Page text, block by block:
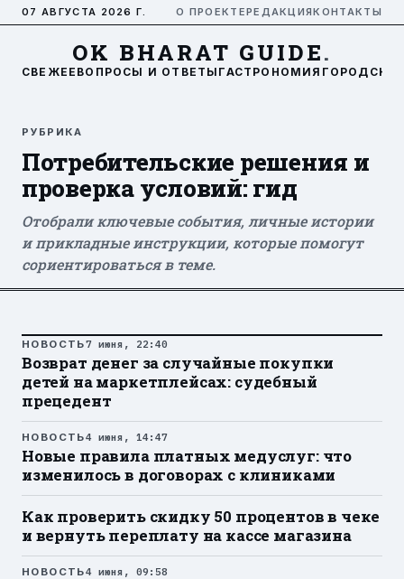
07 АВГУСТА 2026 Г. О ПРОЕКТЕРЕДАКЦИЯКОНТАКТЫ
OK BHARAT GUIDE.
СВЕЖЕЕ ВОПРОСЫ И ОТВЕТЫ ГАСТРОНОМИЯ
РУБРИКА
Потребительские решения и
проверка условий: гид
Отобрали ключевые события, личные истории
и прикладные инструкции, которые помогут
сориентироваться в теме.
НОВОСТЬ7 июня, 22:40
Возврат денег за случайные покупки
детей на маркетплейсах: судебный
прецедент
НОВОСТЬ4 июня, 14:47
Новые правила платных медуслуг: что
изменилось в договорах с клиниками
Как проверить скидку 50 процентов в чеке
и вернуть переплату на кассе магазина
НОВОСТЬ4 июня, 09:58